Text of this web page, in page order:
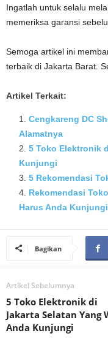
Ingatlah untuk selalu
memeriksa garansi
Semoga artikel ini
terbaik di Jakarta Barat.
Artikel Terkait:
Cengkareng DC
Alamatnya
5 Toko Elektronik
Kunjungi
5 Rekomendasi
Rekomendasi
Harus Anda Kunjungi
Bagikan
Artikel Sebelumnya
5 Toko Elektronik di
Jakarta Selatan Yang
Anda Kunjungi